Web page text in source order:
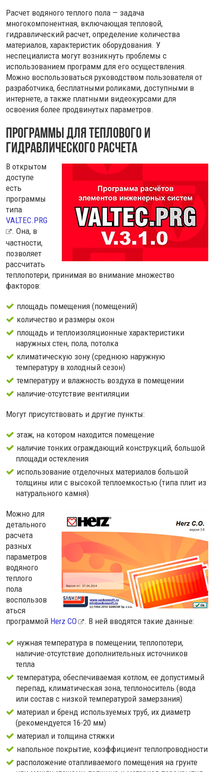
Расчет водяного теплого пола — задача
многокомпонентная, включающая тепловой,
гидравлический расчет, определение количества
материалов, характеристик оборудования. У
неспециалиста могут возникнуть проблемы с
использованием программ для его осуществления.
Можно воспользоваться руководством пользователя от
разработчика, бесплатными роликами, доступными в
интернете, а также платными видеокурсами для
освоения более продвинутых параметров.
Программы для теплового и
гидравлического расчета
В открытом
доступе
есть
программы
типа
VALTEC.PRG
. Она, в
частности,
позволяет
рассчитать
теплопотери, принимая во внимание множество
факторов:
площадь помещения (помещений)
количество и размеры окон
площадь и теплоизоляционные характеристики
наружных стен, пола, потолка
климатическую зону (среднюю наружную
температуру в холодный сезон)
температуру и влажность воздуха в помещении
наличие-отсутствие вентиляции
Могут присутствовать и другие пункты:
этаж, на котором находится помещение
наличие тонких ограждающий конструкций, большой
площади остекления
использование отделочных материалов большой
толщины или с высокой теплоемкостью (типа плит из
натурального камня)
Можно для
детального
расчета
разных
параметров
водяного
теплого
пола
воспользов
аться
программой Herz CO . В ней вводятся такие данные:
нужная температура в помещении, теплопотери,
наличие-отсутствие дополнительных источников
тепла
температура, обеспечиваемая котлом, ее допустимый
перепад, климатическая зона, теплоноситель (вода
или состав с низкой температурой замерзания)
материал и бренд используемых труб, их диаметр
(рекомендуется 16-20 мм)
материал и толщина стяжки
напольное покрытие, коэффициент теплопроводности
расположение отапливаемого помещения на грунте